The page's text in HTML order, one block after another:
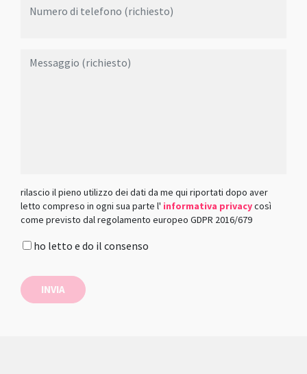
rilascio il pieno utilizzo dei dati da me qui riportati dopo aver
letto compreso in ogni sua parte l' informativa privacy
come previsto dal regolamento europeo GDPR 2016/679
ho letto e do il consenso
INVIA